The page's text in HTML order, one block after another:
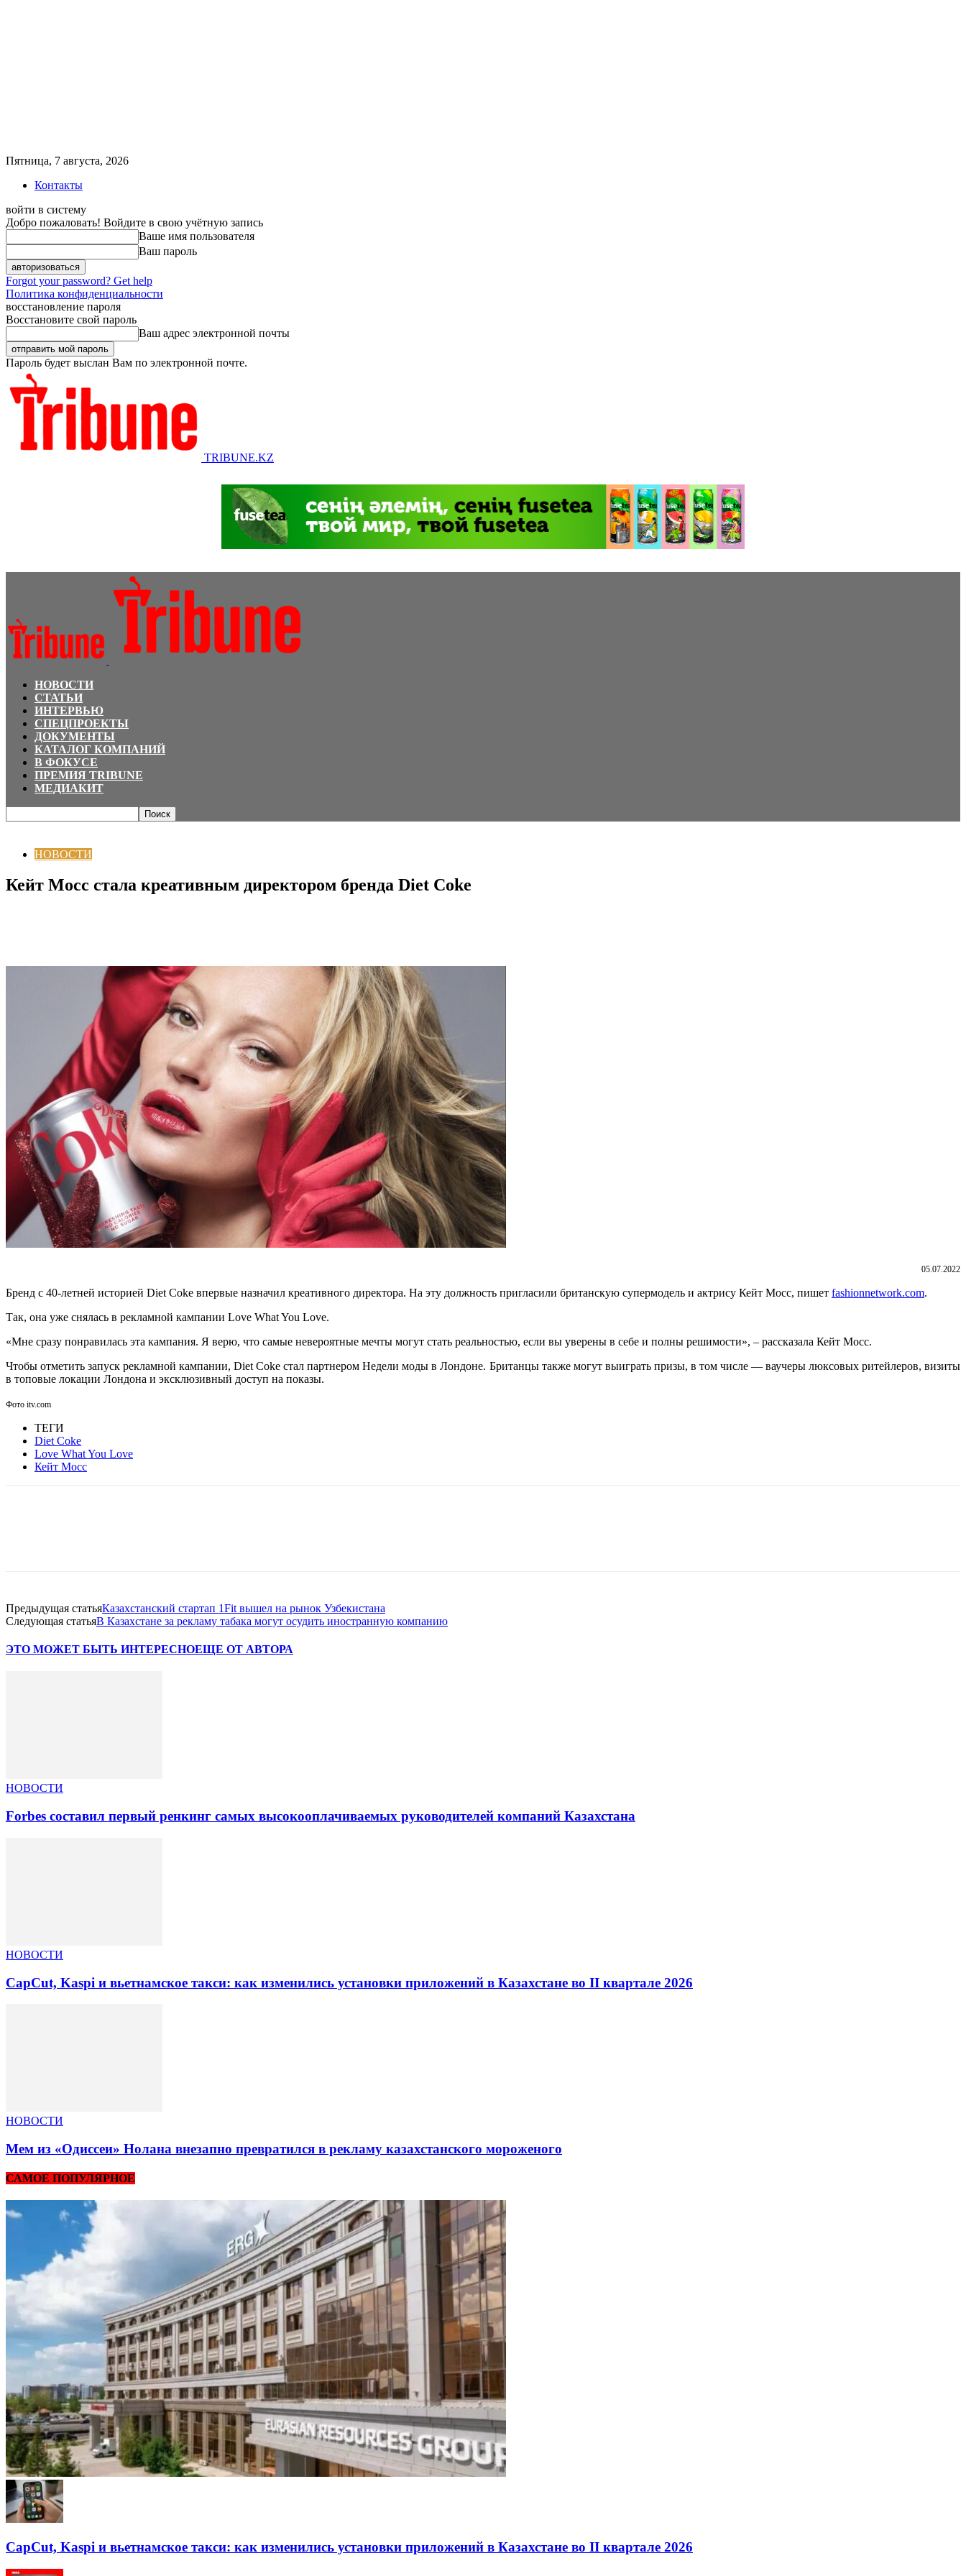
Пятница, 7 августа, 2026
Контакты
войти в систему
Добро пожаловать! Войдите в свою учётную запись
Ваше имя пользователя
Ваш пароль
Forgot your password? Get help
Политика конфиденциальности
восстановление пароля
Восстановите свой пароль
Ваш адрес электронной почты
Пароль будет выслан Вам по электронной почте.
TRIBUNE.KZ
НОВОСТИ
СТАТЬИ
ИНТЕРВЬЮ
СПЕЦПРОЕКТЫ
ДОКУМЕНТЫ
КАТАЛОГ КОМПАНИЙ
В ФОКУСЕ
ПРЕМИЯ TRIBUNE
МЕДИАКИТ
НОВОСТИ
Кейт Мосс стала креативным директором бренда Diet Coke
05.07.2022
Бренд с 40-летней историей Diet Coke впервые назначил креативного директора. На эту должность пригласили британскую супермодель и актрису Кейт Мосс, пишет fashionnetwork.com.
Так, она уже снялась в рекламной кампании Love What You Love.
«Мне сразу понравилась эта кампания. Я верю, что самые невероятные мечты могут стать реальностью, если вы уверены в себе и полны решимости», – рассказала Кейт Мосс.
Чтобы отметить запуск рекламной кампании, Diet Coke стал партнером Недели моды в Лондоне. Британцы также могут выиграть призы, в том числе — ваучеры люксовых ритейлеров, визиты
в топовые локации Лондона и эксклюзивный доступ на показы.
Фото itv.com
ТЕГИ
Diet Coke
Love What You Love
Кейт Мосс
Предыдущая статьяКазахстанский стартап 1Fit вышел на рынок Узбекистана
Следующая статьяВ Казахстане за рекламу табака могут осудить иностранную компанию
ЭТО МОЖЕТ БЫТЬ ИНТЕРЕСНОЕЩЕ ОТ АВТОРА
НОВОСТИ
Forbes составил первый ренкинг самых высокооплачиваемых руководителей компаний Казахстана
НОВОСТИ
CapCut, Kaspi и вьетнамское такси: как изменились установки приложений в Казахстане во II квартале 2026
НОВОСТИ
Мем из «Одиссеи» Нолана внезапно превратился в рекламу казахстанского мороженого
САМОЕ ПОПУЛЯРНОЕ
CapCut, Kaspi и вьетнамское такси: как изменились установки приложений в Казахстане во II квартале 2026